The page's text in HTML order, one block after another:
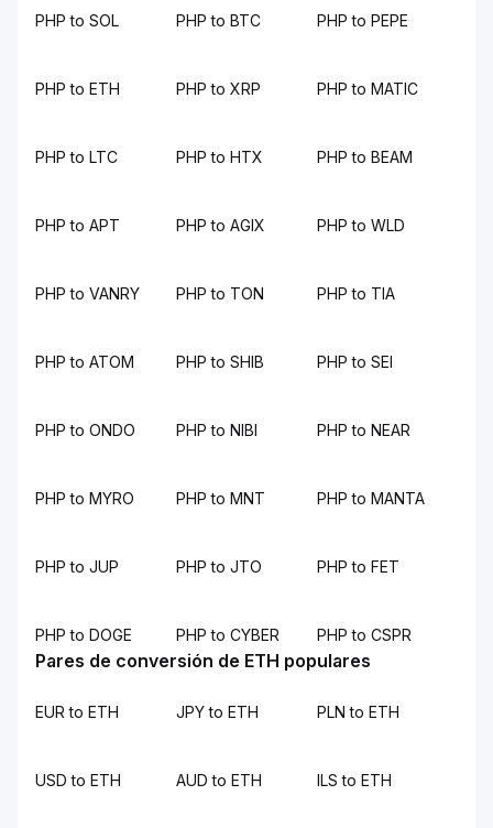
PHP to SOL PHP to BTC PHP to PEPE
PHP to ETH PHP to XRP PHP to MATIC
PHP to LTC PHP to HTX PHP to BEAM
PHP to APT PHP to AGIX PHP to WLD
PHP to VANRY PHP to TON PHP to TIA
PHP to ATOM PHP to SHIB PHP to SEI
PHP to ONDO PHP to NIBI PHP to NEAR
PHP to MYRO PHP to MNT PHP to MANTA
PHP to JUP PHP to JTO PHP to FET
PHP to DOGE PHP to CYBER PHP to CSPR
Pares de conversión de ETH populares
EUR to ETH JPY to ETH PLN to ETH
USD to ETH AUD to ETH ILS to ETH